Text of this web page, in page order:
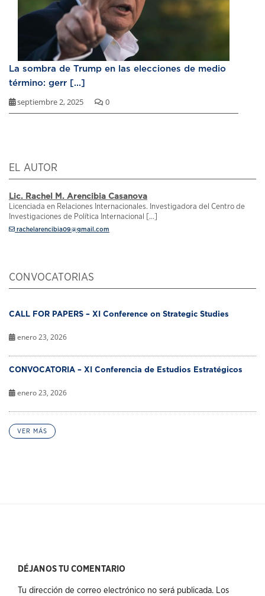
La sombra de Trump en las elecciones de medio
término: gerr [...]
septiembre 2, 2025 0
EL AUTOR
Lic. Rachel M. Arencibia Casanova
Licenciada en Relaciones Internacionales. Investigadora del Centro de
Investigaciones de Política Internacional [...]
rachelarencibia09@gmail.com
CONVOCATORIAS
CALL FOR PAPERS – XI Conference on Strategic Studies
enero 23, 2026
CONVOCATORIA – XI Conferencia de Estudios Estratégicos
enero 23, 2026
VER MÁS
DÉJANOS TU COMENTARIO
Tu dirección de correo electrónico no será publicada. Los